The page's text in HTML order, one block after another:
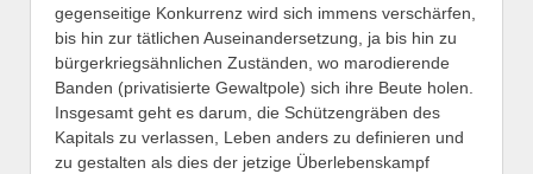
gegenseitige Konkurrenz wird sich immens verschärfen,
bis hin zur tätlichen Auseinandersetzung, ja bis hin zu
bürgerkriegsähnlichen Zuständen, wo marodierende
Banden (privatisierte Gewaltpole) sich ihre Beute holen.
Insgesamt geht es darum, die Schützengräben des
Kapitals zu verlassen, Leben anders zu definieren und
zu gestalten als dies der jetzige Überlebenskampf